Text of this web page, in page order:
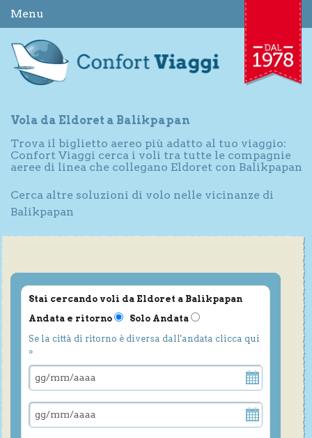
Menu
Vola da Eldoret a Balikpapan
Trova il biglietto aereo più adatto al tuo viaggio:
Confort Viaggi cerca i voli tra tutte le compagnie
aeree di linea che collegano Eldoret con Balikpapan
Cerca altre soluzioni di volo nelle vicinanze di
Balikpapan
Stai cercando voli da Eldoret a Balikpapan
Andata e ritorno
Solo Andata
Se la città di ritorno è diversa dall'andata clicca qui
»